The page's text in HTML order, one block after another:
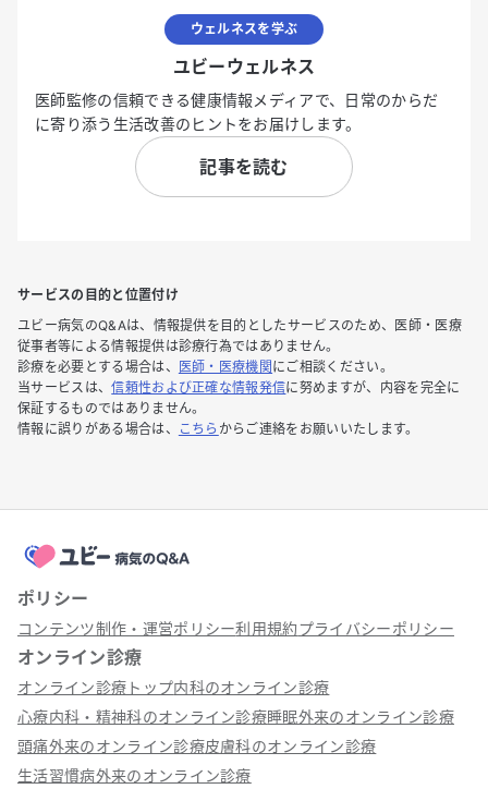
ウェルネスを学ぶ
ユビーウェルネス
医師監修の信頼できる健康情報メディアで、日常のからだ
に寄り添う生活改善のヒントをお届けします。
記事を読む
サービスの目的と位置付け
ユビー病気のQ&Aは、情報提供を目的としたサービスのため、医師・医療
従事者等による情報提供は診療行為ではありません。
診療を必要とする場合は、
医師・医療機関 にご相談ください。
当サービスは、信頼性および正確な情報発信に努めますが、内容を完全に
保証するものではありません。
情報に誤りがある場合は、
こちら からご連絡をお願いいたします。
ポリシー
コンテンツ制作・運営ポリシー利用規約プライバシーポリシー
オンライン診療
オンライン診療トップ内科のオンライン診療
心療内科・精神科のオンライン診療睡眠外来のオンライン診療
頭痛外来のオンライン診療皮膚科のオンライン診療
生活習慣病外来のオンライン診療